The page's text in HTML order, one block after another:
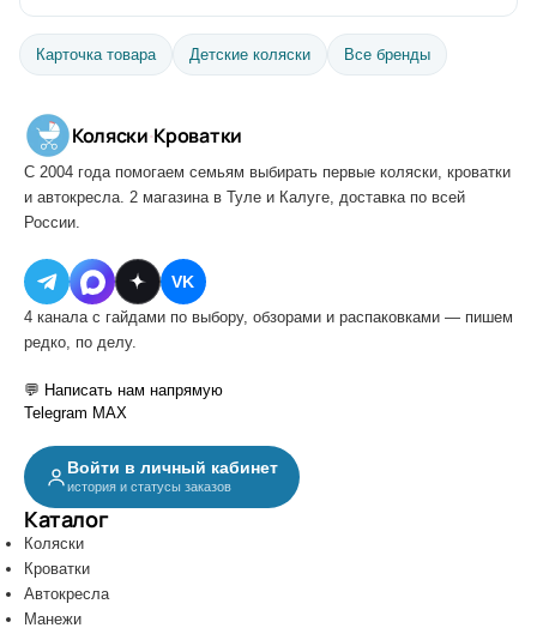
Карточка товара Детские коляски Все бренды
Коляски·Кроватки
С 2004 года помогаем семьям выбирать первые коляски, кроватки
и автокресла. 2 магазина в Туле и Калуге, доставка по всей
России.
VK
4 канала с гайдами по выбору, обзорами и распаковками — пишем
редко, по делу.
💬 Написать нам напрямую
Telegram MAX
Войти в личный кабинет
история и статусы заказов
Каталог
Коляски
Кроватки
Автокресла
Манежи